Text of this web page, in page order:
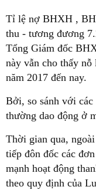
Tỉ lệ nợ BHXH ,
thu - tương đương
Tổng Giám đốc
này vẫn cho thấy
năm 2017 đến nay.
Bởi, so sánh với
thường dao động ở
Thời gian qua,
tiếp đôn đốc các
mạnh hoạt động
theo quy định của